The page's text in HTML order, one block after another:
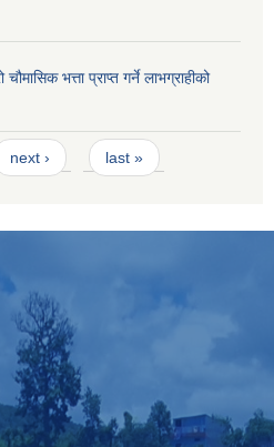
भत्ता प्राप्त गर्ने लाभग्राहीको
next › last »